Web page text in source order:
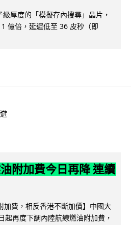
厚度的「模擬存內搜尋」晶片，
億倍，延遲低至 36 皮秒（即
附加費今日再降 連續
加費，相反香港不斷加價】中國大
起再度下調內陸航線燃油附加費，